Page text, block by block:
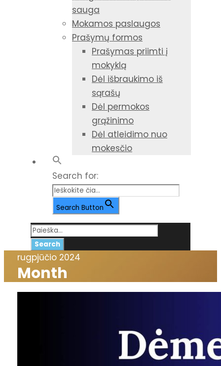
sauga
Mokamos paslaugos
Prašymų formos
Prašymas priimti į
mokyklą
Dėl išbraukimo iš
sąrašų
Dėl permokos
grąžinimo
Dėl atleidimo nuo
mokesčio
Search for:
Search Button
rugpjūčio 2024
Month